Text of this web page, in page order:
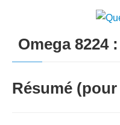
Omega 8224
Résumé